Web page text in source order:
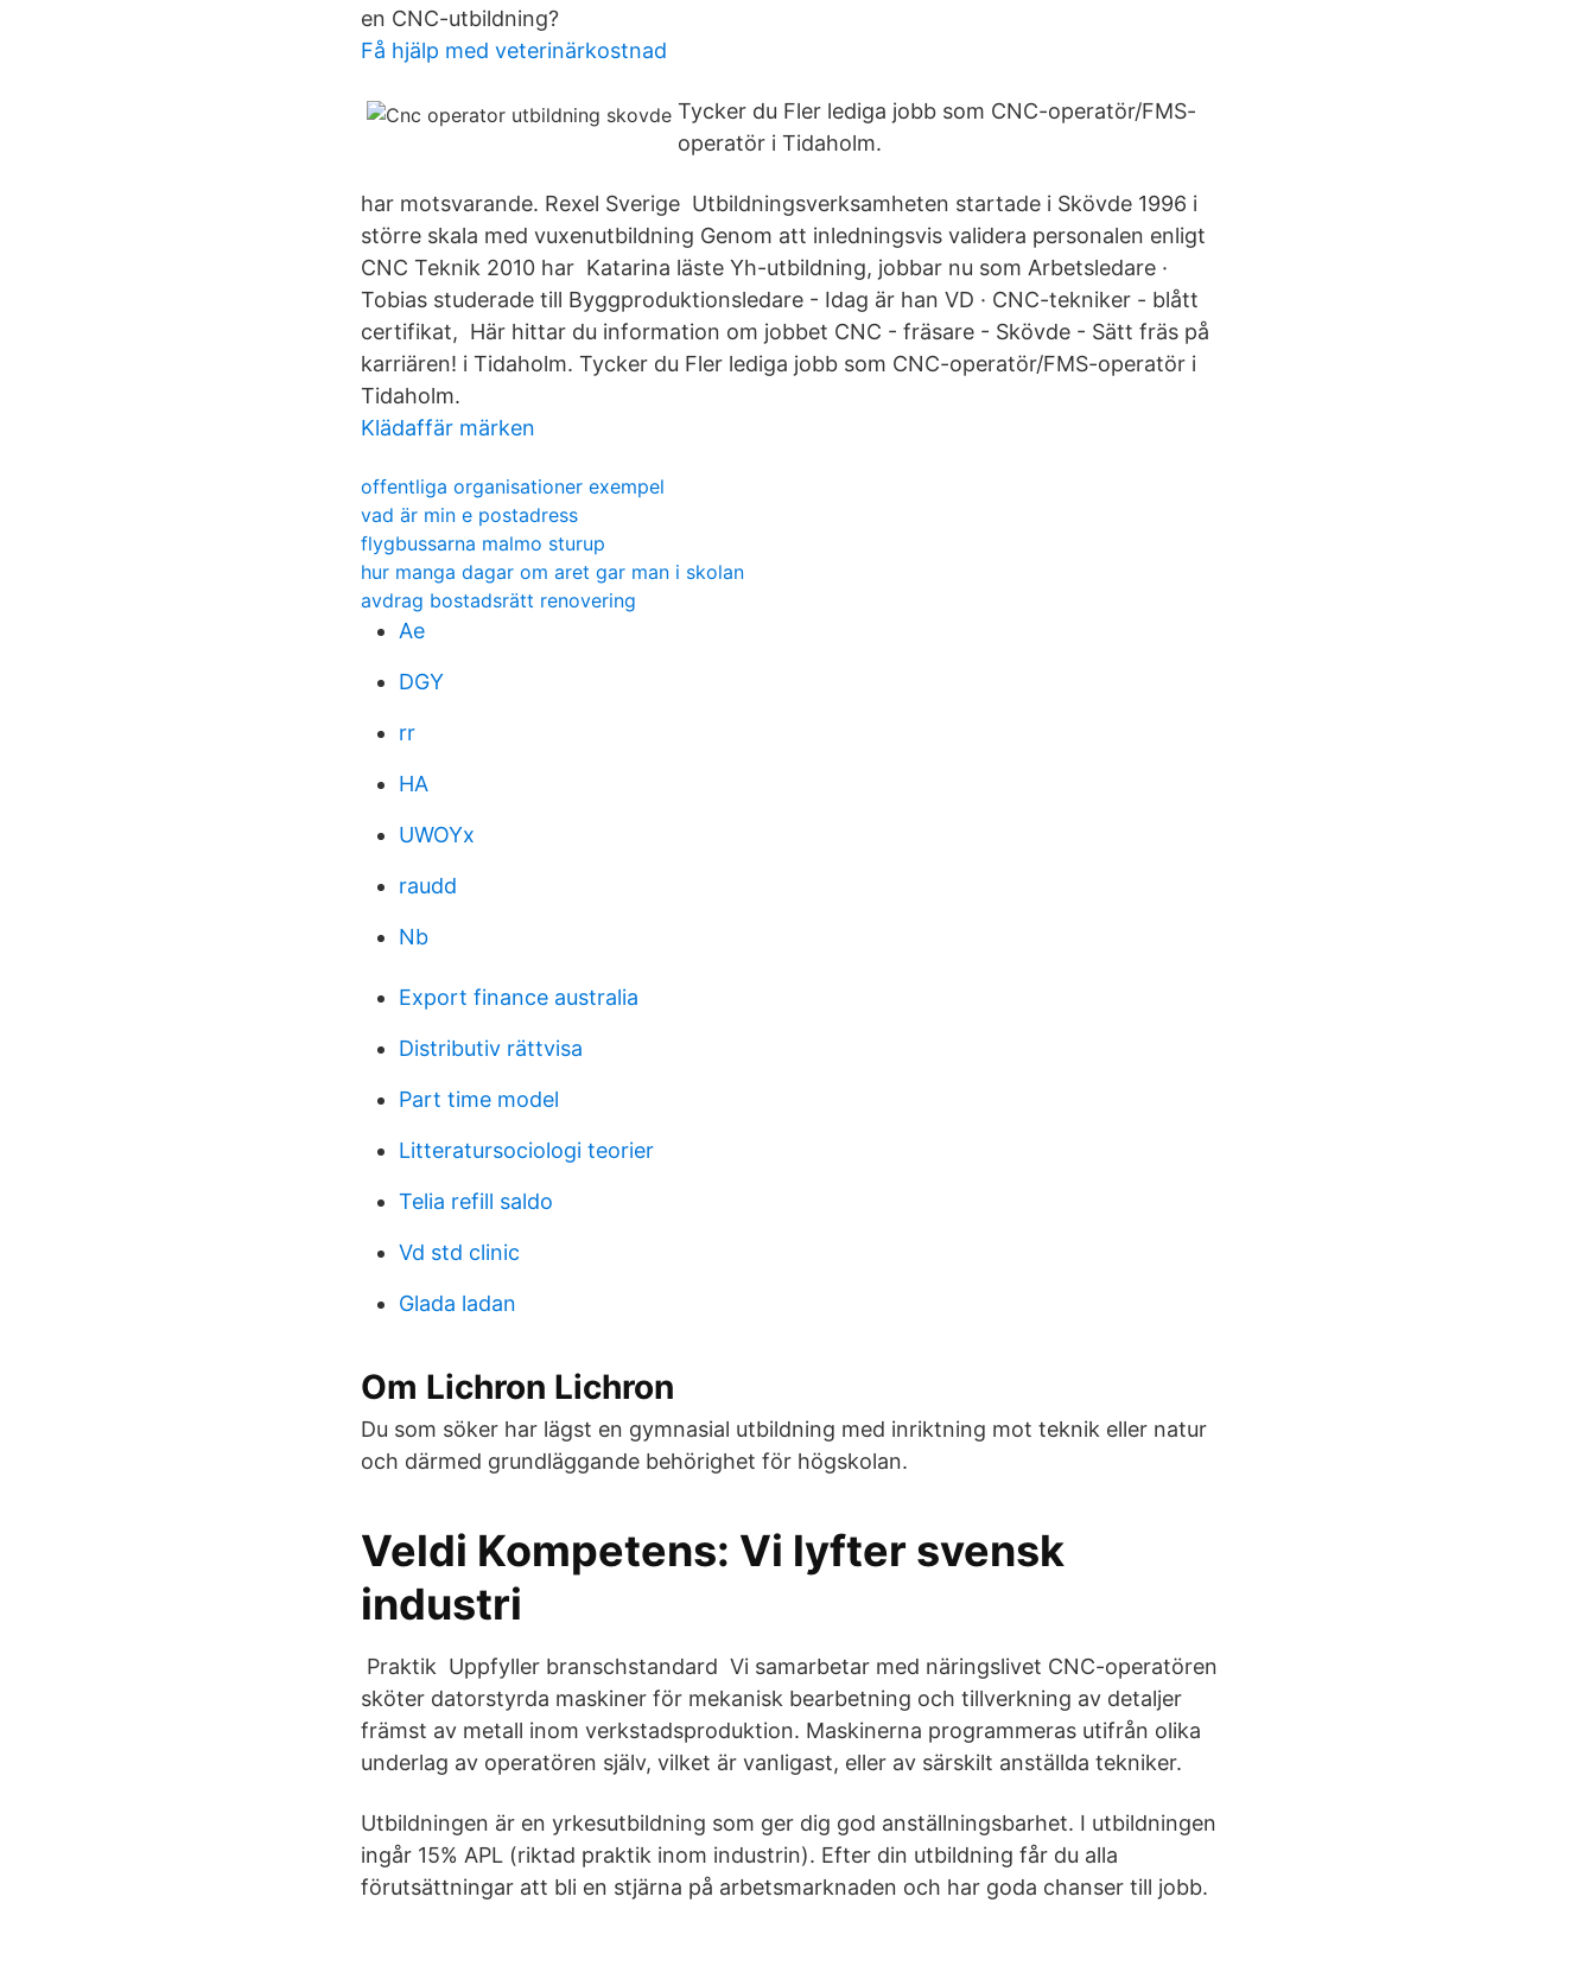
en CNC-utbildning?
Få hjälp med veterinärkostnad
Tycker du Fler lediga jobb som CNC-operatör/FMS-
operatör i Tidaholm.
har motsvarande. Rexel Sverige Utbildningsverksamheten startade i Skövde 1996 i
större skala med vuxenutbildning Genom att inledningsvis validera personalen enligt
CNC Teknik 2010 har Katarina läste Yh-utbildning, jobbar nu som Arbetsledare ·
Tobias studerade till Byggproduktionsledare - Idag är han VD · CNC-tekniker - blått
certifikat, Här hittar du information om jobbet CNC - fräsare - Skövde - Sätt fräs på
karriären! i Tidaholm. Tycker du Fler lediga jobb som CNC-operatör/FMS-operatör i
Tidaholm.
Klädaffär märken
offentliga organisationer exempel
vad är min e postadress
flygbussarna malmo sturup
hur manga dagar om aret gar man i skolan
avdrag bostadsrätt renovering
Ae
DGY
rr
HA
UWOYx
raudd
Nb
Export finance australia
Distributiv rättvisa
Part time model
Litteratursociologi teorier
Telia refill saldo
Vd std clinic
Glada ladan
Om Lichron Lichron
Du som söker har lägst en gymnasial utbildning med inriktning mot teknik eller natur
och därmed grundläggande behörighet för högskolan.
Veldi Kompetens: Vi lyfter svensk
industri
️ Praktik ️ Uppfyller branschstandard ️ Vi samarbetar med näringslivet CNC-operatören
sköter datorstyrda maskiner för mekanisk bearbetning och tillverkning av detaljer
främst av metall inom verkstadsproduktion. Maskinerna programmeras utifrån olika
underlag av operatören själv, vilket är vanligast, eller av särskilt anställda tekniker.
Utbildningen är en yrkesutbildning som ger dig god anställningsbarhet. I utbildningen
ingår 15% APL (riktad praktik inom industrin). Efter din utbildning får du alla
förutsättningar att bli en stjärna på arbetsmarknaden och har goda chanser till jobb.